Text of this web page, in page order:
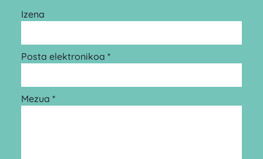
Izena
Posta elektronikoa *
Mezua *